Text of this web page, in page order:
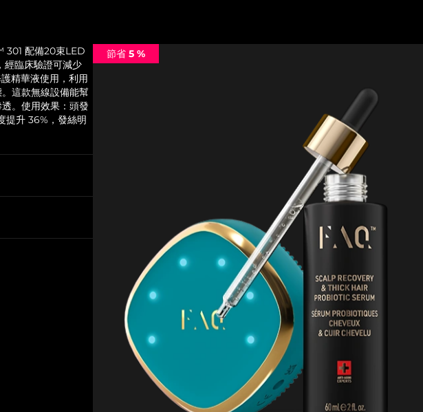
節省 5 %
301 配備20束LED
臨床驗證可減少
精華液使用，利用
這款無線設備能幫
。使用效果：頭發
提升 36%，發絲明
，使氧氣和營養物
Hair Probiotic